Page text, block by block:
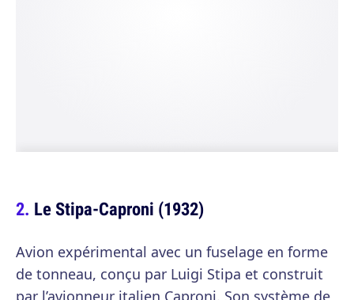
Le Stipa-Caproni (1932)
Avion expérimental avec un fuselage en forme
de tonneau, conçu par Luigi Stipa et construit
par l’avionneur italien Caproni. Son système de